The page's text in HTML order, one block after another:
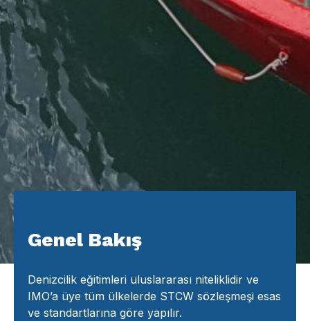
Genel Bakış
Denizcilik eğitimleri uluslararası niteliklidir ve
IMO’a üye tüm ülkelerde STCW sözleşmeşi esas
ve standartlarına göre yapılır.